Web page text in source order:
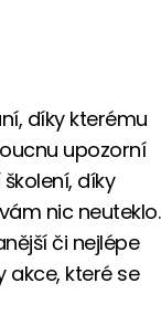
díky kterému
upozorní
díky
nic neuteklo.
či nejlépe
akce, které se